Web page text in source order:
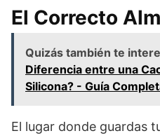
El Correcto
Quizás también te
Diferencia entre una
Silicona? - Guía
El lugar donde guardas